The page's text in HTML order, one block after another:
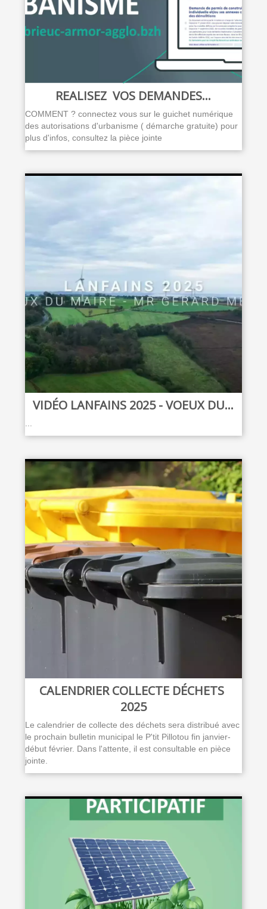
REALISEZ VOS DEMANDES...
COMMENT ? connectez vous sur le guichet numérique
des autorisations d'urbanisme ( démarche gratuite) pour
plus d'infos, consultez la pièce jointe
VIDÉO LANFAINS 2025 - VOEUX DU...
CALENDRIER COLLECTE DÉCHETS
2025
Le calendrier de collecte des déchets sera distribué avec
le prochain bulletin municipal le P'tit Pillotou fin janvier-
début février. Dans l'attente, il est consultable en pièce
jointe.